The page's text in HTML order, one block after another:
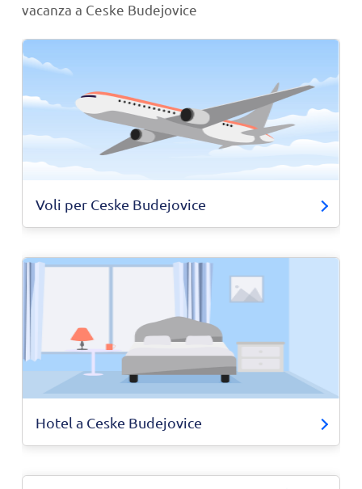
vacanza a Ceske Budejovice
Voli per Ceske Budejovice
Hotel a Ceske Budejovice